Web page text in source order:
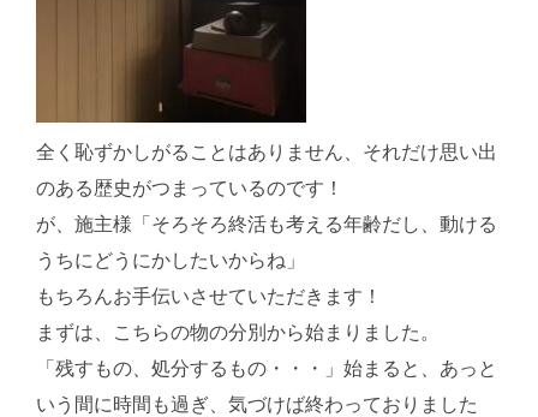
全く恥ずかしがることはありません、それだけ思い出
のある歴史がつまっているのです！
が、施主様「そろそろ終活も考える年齢だし、動ける
うちにどうにかしたいからね」
もちろんお手伝いさせていただきます！
まずは、こちらの物の分別から始まりました。
「残すもの、処分するもの・・・」始まると、あっと
いう間に時間も過ぎ、気づけば終わっておりました